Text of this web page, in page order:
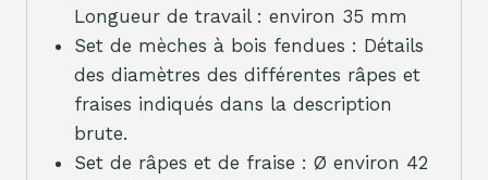
Longueur de travail : environ 35 mm
Set de mèches à bois fendues : Détails
des diamètres des différentes râpes et
fraises indiqués dans la description
brute.
Set de râpes et de fraise : Ø environ 42